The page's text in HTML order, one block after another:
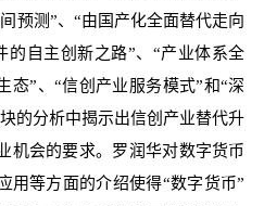
预测”、“由国产化全面替代走向
的自主创新之路”、“产业体系全
态”、“信创产业服务模式”和“深
的分析中揭示出信创产业替代升
机会的要求。罗润华对数字货币
用等方面的介绍使得“数字货币”